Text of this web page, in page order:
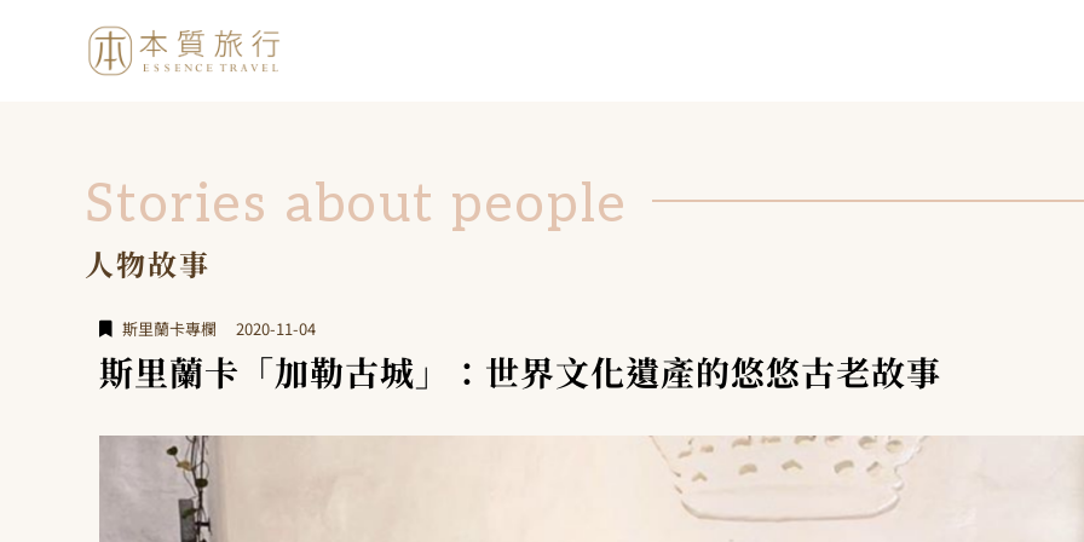
Stories about people
人物故事
斯里蘭卡專欄 2020-11-04
斯里蘭卡「加勒古城」：世界文化遺產的悠悠古老故事